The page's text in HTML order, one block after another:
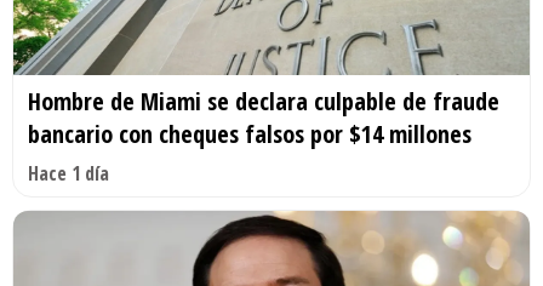
Hombre de Miami se declara culpable de fraude
bancario con cheques falsos por $14 millones
Hace 1 día